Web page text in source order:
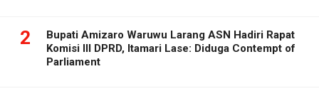
2
Bupati Amizaro Waruwu Larang ASN Hadiri Rapat
Komisi III DPRD, Itamari Lase: Diduga Contempt of
Parliament